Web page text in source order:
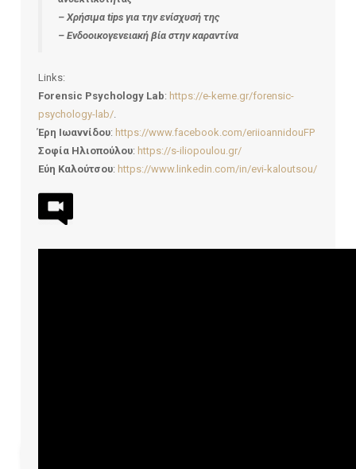
– Χρήσιμα tips για την ενίσχυσή της
– Ενδοοικογενειακή βία στην καραντίνα
Links:
Forensic Psychology Lab: https://e-keme.gr/forensic-
psychology-lab/.
Έρη Ιωαννίδου: https://www.facebook.com/eriioannidouFP
Σοφία Ηλιοπούλου: https://s-iliopoulou.gr/
Εύη Καλούτσου: https://www.linkedin.com/in/evi-kaloutsou/